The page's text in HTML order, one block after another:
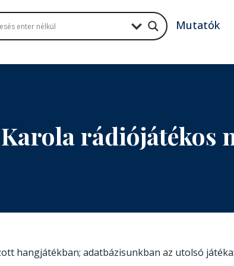
Mutatók
rádiójátékos
hangjátékban; adatbázisunkban az utolsó